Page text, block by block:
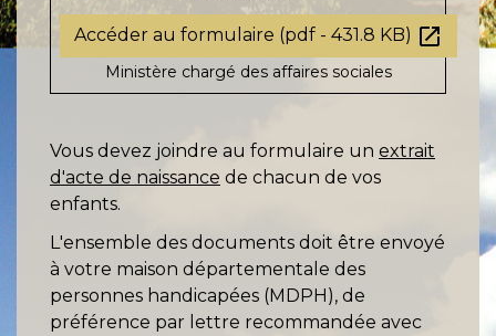
Accéder au formulaire (pdf - 431.8 KB) open_in_new
Ministère chargé des affaires sociales
Vous devez joindre au formulaire un extrait
d'acte de naissance de chacun de vos
enfants.
L'ensemble des documents doit être envoyé
à votre maison départementale des
personnes handicapées (MDPH), de
préférence par lettre recommandée avec